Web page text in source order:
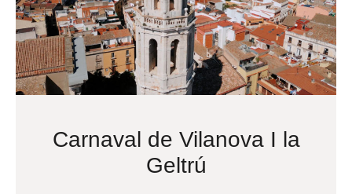
Carnaval de Vilanova I la
Geltrú